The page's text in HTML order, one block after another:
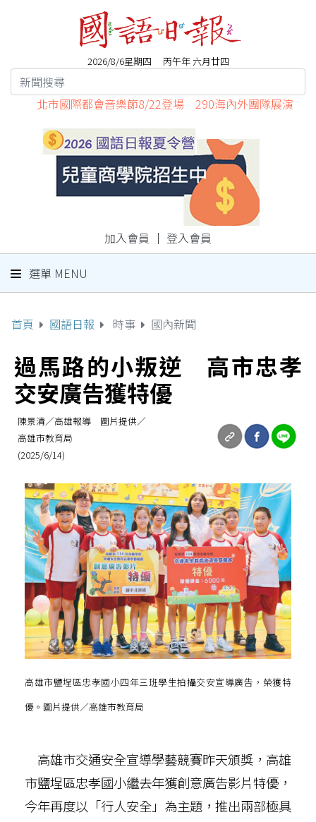
2026/8/6星期四 丙午年 六月廿四
北市國際都會音樂節8/22登場 290海內外團隊展演
加入會員 ｜ 登入會員
選單 MENU
首頁 國語日報 時事 國內新聞
過馬路的小叛逆 高市忠孝
交安廣告獲特優
陳景清／高雄報導 圖片提供／
高雄市教育局
(2025/6/14)
高雄市鹽埕區忠孝國小四年三班學生拍攝交安宣導廣告，榮獲特
優。圖片提供／高雄市教育局
高雄市交通安全宣導學藝競賽昨天頒獎，高雄
市鹽埕區忠孝國小繼去年獲創意廣告影片特優，
今年再度以「行人安全」為主題，推出兩部極具